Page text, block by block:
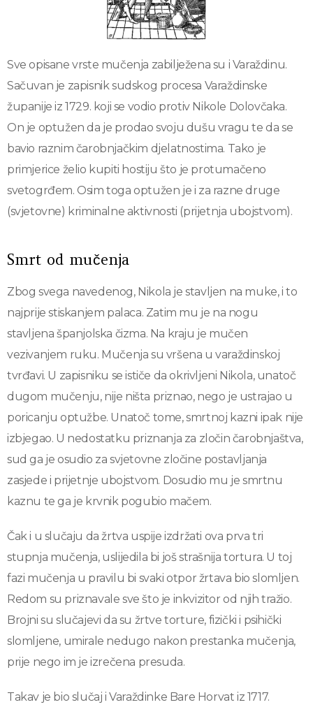
Sve opisane vrste mučenja zabilježena su i Varaždinu.
Sačuvan je zapisnik sudskog procesa Varaždinske
županije iz 1729. koji se vodio protiv Nikole Dolovčaka.
On je optužen da je prodao svoju dušu vragu te da se
bavio raznim čarobnjačkim djelatnostima. Tako je
primjerice želio kupiti hostiju što je protumačeno
svetogrđem. Osim toga optužen je i za razne druge
(svjetovne) kriminalne aktivnosti (prijetnja ubojstvom).
Smrt od mučenja
Zbog svega navedenog, Nikola je stavljen na muke, i to
najprije stiskanjem palaca. Zatim mu je na nogu
stavljena španjolska čizma. Na kraju je mučen
vezivanjem ruku. Mučenja su vršena u varaždinskoj
tvrđavi. U zapisniku se ističe da okrivljeni Nikola, unatoč
dugom mučenju, nije ništa priznao, nego je ustrajao u
poricanju optužbe. Unatoč tome, smrtnoj kazni ipak nije
izbjegao. U nedostatku priznanja za zločin čarobnjaštva,
sud ga je osudio za svjetovne zločine postavljanja
zasjede i prijetnje ubojstvom. Dosudio mu je smrtnu
kaznu te ga je krvnik pogubio mačem.
Čak i u slučaju da žrtva uspije izdržati ova prva tri
stupnja mučenja, uslijedila bi još strašnija tortura. U toj
fazi mučenja u pravilu bi svaki otpor žrtava bio slomljen.
Redom su priznavale sve što je inkvizitor od njih tražio.
Brojni su slučajevi da su žrtve torture, fizički i psihički
slomljene, umirale nedugo nakon prestanka mučenja,
prije nego im je izrečena presuda.
Takav je bio slučaj i Varaždinke Bare Horvat iz 1717.